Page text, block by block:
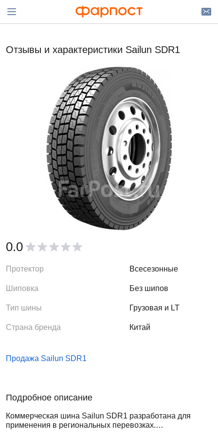
Отзывы и характеристики Sailun SDR1
0.0
Протектор Всесезонные
Шиповка Без шипов
Тип шины Грузовая и LT
Страна бренда Китай
Продажа Sailun SDR1
Подробное описание
Коммерческая шина Sailun SDR1 разработана для
применения в региональных перевозках.